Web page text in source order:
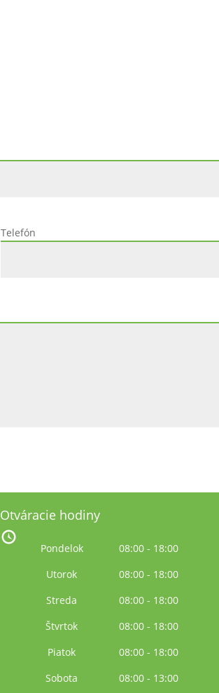
Telefón
Otváracie hodiny
Pondelok
08:00 - 18:00
Utorok
08:00 - 18:00
Streda
08:00 - 18:00
Štvrtok
08:00 - 18:00
Piatok
08:00 - 18:00
Sobota
08:00 - 13:00